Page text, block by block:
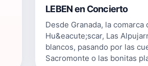
LEBEN en Concierto
Desde Granada, la comarca
Hu&eacute;scar, Las
blancos, pasando por las
Sacromonte o las bonitas